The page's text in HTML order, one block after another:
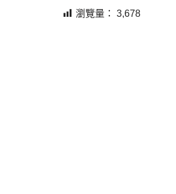
瀏覽量：
3,678